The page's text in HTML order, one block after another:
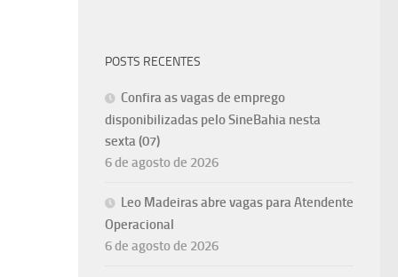
POSTS RECENTES
Confira as vagas de emprego
disponibilizadas pelo SineBahia nesta
sexta (07)
6 de agosto de 2026
Leo Madeiras abre vagas para Atendente
Operacional
6 de agosto de 2026